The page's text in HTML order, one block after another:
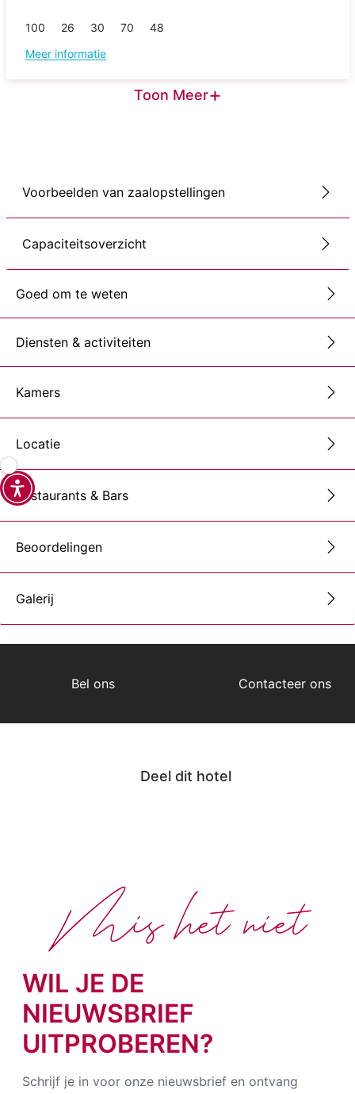
100 26 30 70
48
Meer informatie
Toon Meer+
Voorbeelden van zaalopstellingen
Capaciteitsoverzicht
Goed om te weten
Diensten & activiteiten
Kamers
Locatie
Restaurants & Bars
Beoordelingen
Galerij
Bel ons Contacteer ons
Deel dit hotel
WIL JE DE
NIEUWSBRIEF
UITPROBEREN?
Schrijf je in voor onze nieuwsbrief en ontvang
Mis het niet